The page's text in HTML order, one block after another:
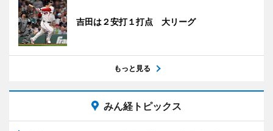
吉田は２安打１打点 大リーグ
もっと見る
みん経トピックス